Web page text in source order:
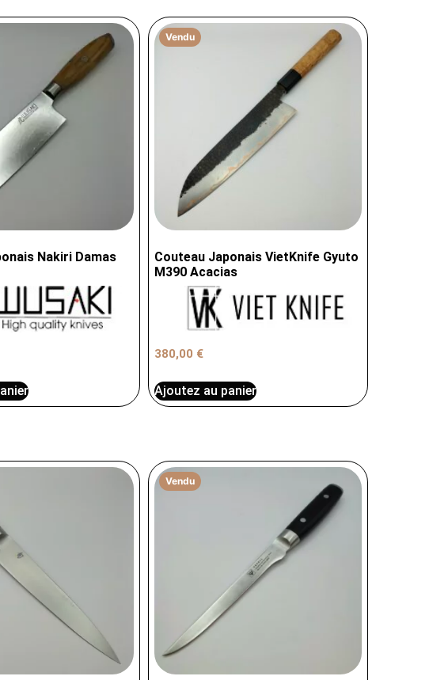
Nakiri Damas
Vendu
Couteau Japonais VietKnife Gyuto
M390 Acacias
380,00 €
Ajoutez au panier
Vendu